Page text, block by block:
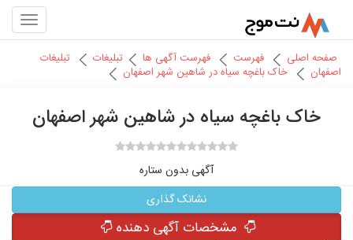
صفحه اصلی فهرست فهرست آگهی ها تبلیغات
تبلیغات
اصفهان
خاک باغچه سیاه در شاهین شهر اصفهان
خاک باغچه سیاه در شاهین شهر اصفهان
آگهی بدون ستاره
نشانک گذاری
مشخصات آگهی دهنده